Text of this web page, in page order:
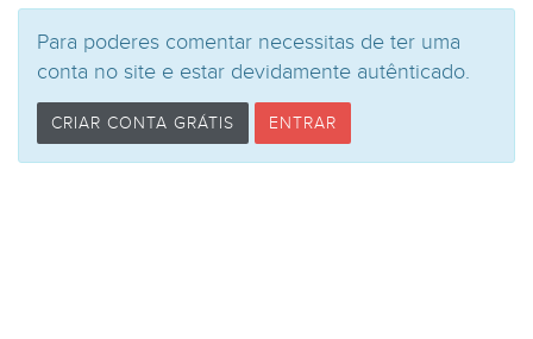
Para poderes comentar necessitas de ter uma
conta no site e estar devidamente autênticado.
CRIAR CONTA GRÁTIS ENTRAR